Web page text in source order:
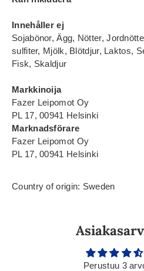
Innehåller ej
Sojabönor, Ägg, Nötter,
sulfiter, Mjölk, Blötdjur, Laktos,
Fisk, Skaldjur
Markkinoija
Fazer Leipomot Oy
PL 17, 00941 Helsinki
Marknadsförare
Fazer Leipomot Oy
PL 17, 00941 Helsinki
Country of origin: Sweden
Perustuu 3